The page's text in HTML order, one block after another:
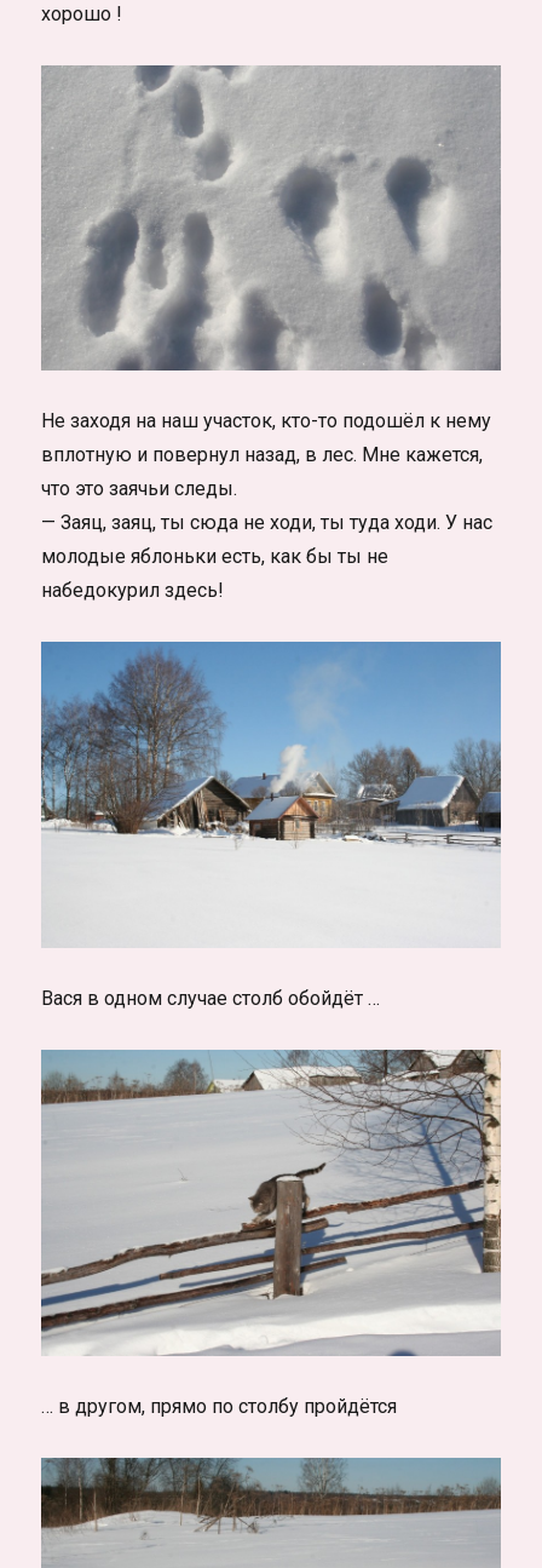
хорошо !
Не заходя на наш участок, кто-то подошёл к нему
вплотную и повернул назад, в лес. Мне кажется,
что это заячьи следы.
— Заяц, заяц, ты сюда не ходи, ты туда ходи. У нас
молодые яблоньки есть, как бы ты не
набедокурил здесь!
Вася в одном случае столб обойдёт …
… в другом, прямо по столбу пройдётся